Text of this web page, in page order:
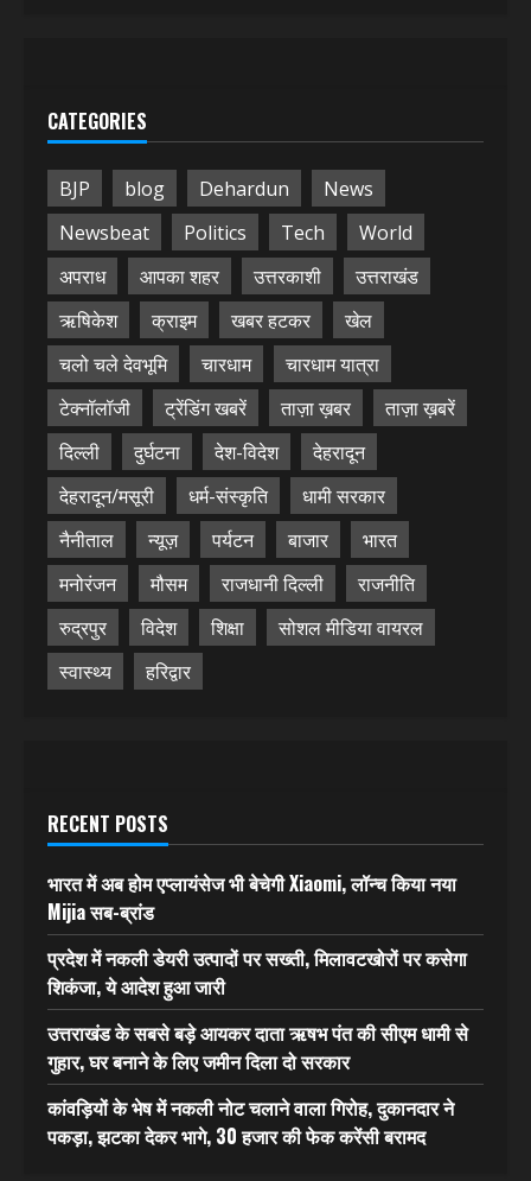
CATEGORIES
BJP blog Dehardun
News
Newsbeat
Politics Tech
World
अपराध
आपका शहर उत्तरकाशी
उत्तराखंड
ऋषिकेश
क्राइम खबर हटकर
खेल
चलो चले देवभूमि
चारधाम
चारधाम यात्रा
टेक्नॉलॉजी
ट्रेंडिंग खबरें ताज़ा ख़बर
ताज़ा ख़बरें
दिल्ली
दुर्घटना देश-विदेश
देहरादून
देहरादून/मसूरी
धर्म-संस्कृति
धामी सरकार
नैनीताल
न्यूज़ पर्यटन बाजार
भारत
मनोरंजन
मौसम राजधानी दिल्ली
राजनीति
रुद्रपुर
विदेश शिक्षा
सोशल मीडिया वायरल
स्वास्थ्य
हरिद्वार
RECENT POSTS
भारत में अब होम एप्लायंसेज भी बेचेगी Xiaomi, लॉन्च किया नया
Mijia सब-ब्रांड
प्रदेश में नकली डेयरी उत्पादों पर सख्ती, मिलावटखोरों पर कसेगा
शिकंजा, ये आदेश हुआ जारी
उत्तराखंड के सबसे बड़े आयकर दाता ऋषभ पंत की सीएम धामी से
गुहार, घर बनाने के लिए जमीन दिला दो सरकार
कांवड़ियों के भेष में नकली नोट चलाने वाला गिरोह, दुकानदार ने
पकड़ा, झटका देकर भागे, 30 हजार की फेक करेंसी बरामद